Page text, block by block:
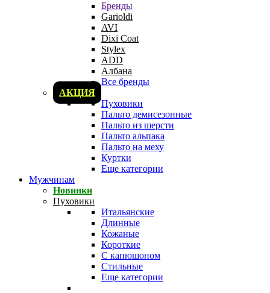
Бренды
Garioldi
AVI
Dixi Coat
Stylex
ADD
Албана
Все бренды
АКЦИЯ
Пуховики
Пальто демисезонные
Пальто из шерсти
Пальто альпака
Пальто на меху
Куртки
Еще категории
Мужчинам
Новинки
Пуховики
Итальянские
Длинные
Кожаные
Короткие
С капюшоном
Стильные
Еще категории